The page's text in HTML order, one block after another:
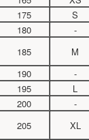
175 S
180 -
185 M
190 -
195 L
200 -
205 XL